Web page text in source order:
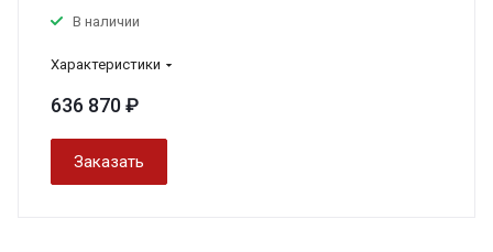
В наличии
Характеристики
636 870 ₽
Заказать